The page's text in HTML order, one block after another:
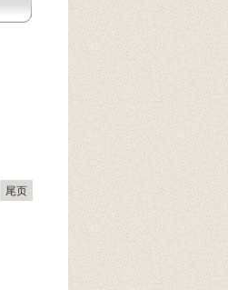
尾页